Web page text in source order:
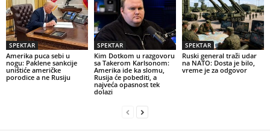
SPEKTAR
Amerika puca sebi u
nogu: Paklene sankcije
uništiće američke
porodice a ne Rusiju
SPEKTAR
Kim Dotkom u razgovoru
sa Takerom Karlsonom:
Amerika ide ka slomu,
Rusija će pobediti, a
najveća opasnost tek
dolazi
SPEKTAR
Ruski general traži udar
na NATO: Dosta je bilo,
vreme je za odgovor